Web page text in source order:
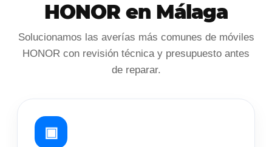
HONOR en Málaga
Solucionamos las averías más comunes de móviles
HONOR con revisión técnica y presupuesto antes
de reparar.
▣